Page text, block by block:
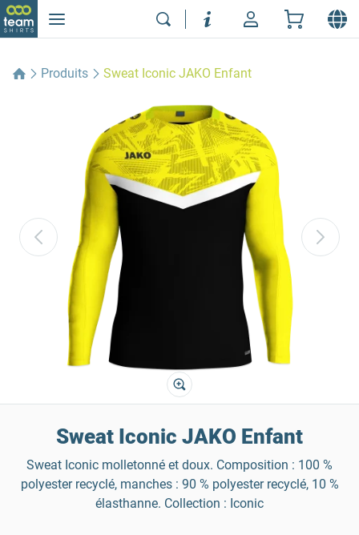
Produits Sweat Iconic JAKO Enfant
Sweat Iconic JAKO Enfant
Sweat Iconic molletonné et doux. Composition : 100 %
polyester recyclé, manches : 90 % polyester recyclé, 10 %
élasthanne. Collection : Iconic